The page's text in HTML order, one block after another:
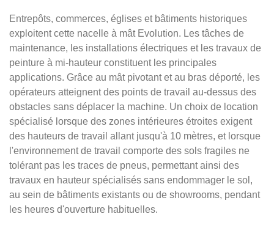
Entrepôts, commerces, églises et bâtiments historiques
exploitent cette nacelle à mât Evolution. Les tâches de
maintenance, les installations électriques et les travaux de
peinture à mi-hauteur constituent les principales
applications. Grâce au mât pivotant et au bras déporté, les
opérateurs atteignent des points de travail au-dessus des
obstacles sans déplacer la machine. Un choix de location
spécialisé lorsque des zones intérieures étroites exigent
des hauteurs de travail allant jusqu'à 10 mètres, et lorsque
l'environnement de travail comporte des sols fragiles ne
tolérant pas les traces de pneus, permettant ainsi des
travaux en hauteur spécialisés sans endommager le sol,
au sein de bâtiments existants ou de showrooms, pendant
les heures d'ouverture habituelles.